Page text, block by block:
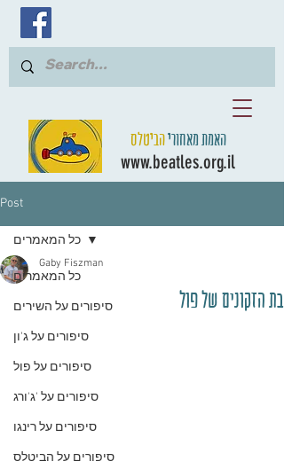
האמת מאחוריהביטלס
www.beatles.org.il
Post
כל המאמרים
סיפורים על השירים
סיפורים על ג'ון
סיפורים על פול
סיפורים על 'ג'ורג
סיפורים על רינגו
סיפורים על הביטלס
כל המאמרים
בת הזקונים של פול
Gaby Fiszman